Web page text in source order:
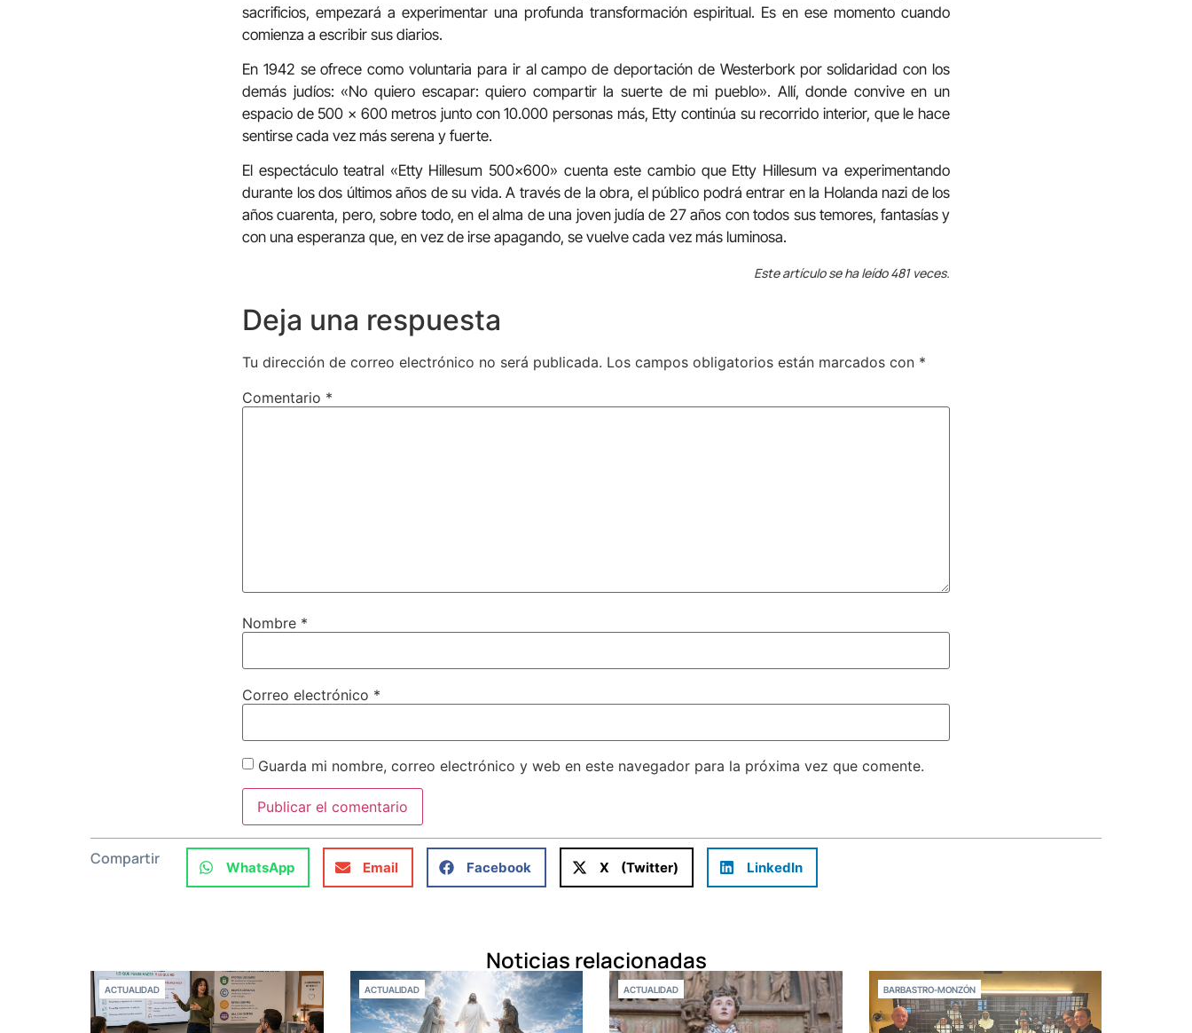
sacrificios, empezará a experimentar una profunda transformación espiritual. Es en ese momento cuando
comienza a escribir sus diarios.
En 1942 se ofrece como voluntaria para ir al campo de deportación de Westerbork por solidaridad con los
demás judíos: «No quiero escapar: quiero compartir la suerte de mi pueblo». Allí, donde convive en un
espacio de 500 x 600 metros junto con 10.000 personas más, Etty continúa su recorrido interior, que le hace
sentirse cada vez más serena y fuerte.
El espectáculo teatral «Etty Hillesum 500×600» cuenta este cambio que Etty Hillesum va experimentando
durante los dos últimos años de su vida. A través de la obra, el público podrá entrar en la Holanda nazi de los
años cuarenta, pero, sobre todo, en el alma de una joven judía de 27 años con todos sus temores, fantasías y
con una esperanza que, en vez de irse apagando, se vuelve cada vez más luminosa.
Este artículo se ha leído 481 veces.
Deja una respuesta
Tu dirección de correo electrónico no será publicada. Los campos obligatorios están marcados con *
Comentario *
Nombre *
Correo electrónico *
Guarda mi nombre, correo electrónico y web en este navegador para la próxima vez que comente.
Compartir WhatsApp Email Facebook X (Twitter) LinkedIn
Noticias relacionadas
ACTUALIDAD ACTUALIDAD ACTUALIDAD BARBASTRO-MONZÓN